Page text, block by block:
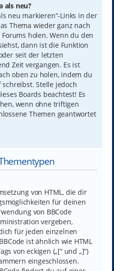
als neu?
neu markieren“-Links in der
Thema wieder ganz nach
holen. Wenn du den
dann ist die Funktion
seit der letzten
Zeit vergangen. Es ist
oben zu holen, indem du
Stelle jedoch
Boards beachtest! Es
wenn ohne triftigen
Themen geantwortet
von HTML, die dir
für deinen
von BBCode
vergeben,
für jeden einzelnen
ist ähnlich wie HTML
von eckigen („[“ und „]“)
eingeschlossen.